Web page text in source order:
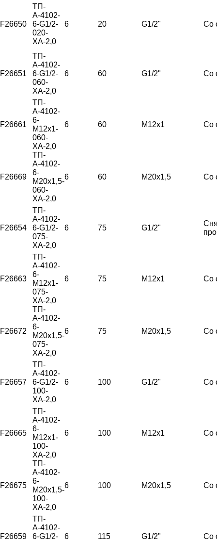
F26650
ТП-
А-4102-
6-G1/2-
020-
ХА-2,0
6 20 G1/2" Со
F26651
ТП-
А-4102-
6-G1/2-
060-
ХА-2,0
6 60 G1/2" Со
F26661
ТП-
А-4102-
6-
М12х1-
060-
ХА-2,0
6 60 М12х1 Со
F26669
ТП-
А-4102-
6-
М20х1,5-
060-
ХА-2,0
6 60 М20х1,5 Со
F26654
ТП-
А-4102-
6-G1/2-
075-
ХА-2,0
6 75 G1/2"
F26663
ТП-
А-4102-
6-
М12х1-
075-
ХА-2,0
6 75 М12х1 Со
F26672
ТП-
А-4102-
6-
М20х1,5-
075-
ХА-2,0
6 75 М20х1,5 Со
F26657
ТП-
А-4102-
6-G1/2-
100-
ХА-2,0
6 100 G1/2" Со
F26665
ТП-
А-4102-
6-
М12х1-
100-
ХА-2,0
6 100 М12х1 Со
F26675
ТП-
А-4102-
6-
М20х1,5-
100-
ХА-2,0
6 100 М20х1,5 Со
F26659
ТП-
А-4102-
6-G1/2-
6 115 G1/2" Со